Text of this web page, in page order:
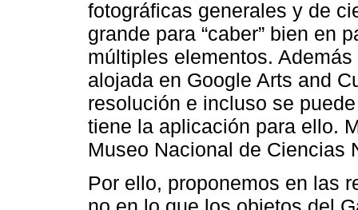
fotográficas generales y de
grande para “caber” bien en
múltiples elementos.
alojada en Google Arts and
resolución e incluso se
tiene la aplicación para ello.
Museo Nacional de Ciencias
Por ello, proponemos en las